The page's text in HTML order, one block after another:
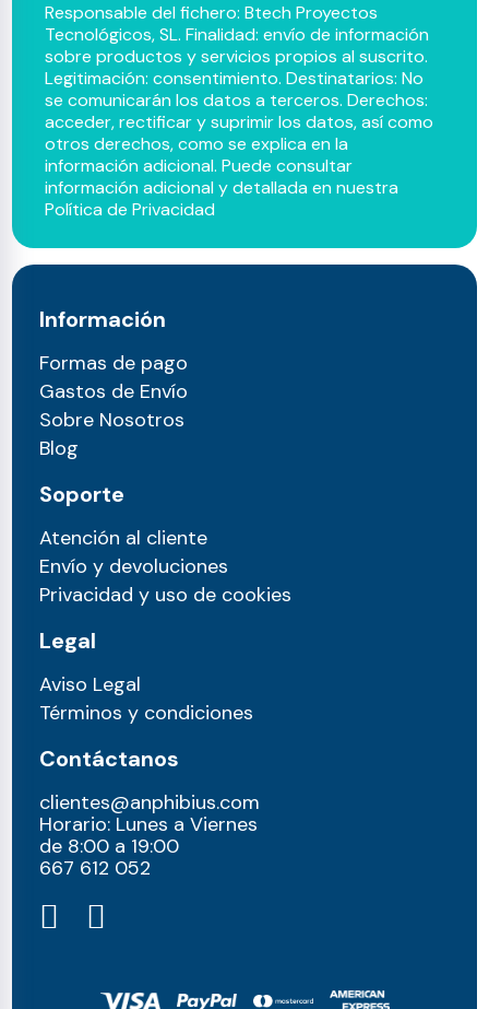
Responsable del fichero: Btech Proyectos
Tecnológicos, SL. Finalidad: envío de información
sobre productos y servicios propios al suscrito.
Legitimación: consentimiento. Destinatarios: No
se comunicarán los datos a terceros. Derechos:
acceder, rectificar y suprimir los datos, así como
otros derechos, como se explica en la
información adicional. Puede consultar
información adicional y detallada en nuestra
Política de Privacidad
Información
Formas de pago
Gastos de Envío
Sobre Nosotros
Blog
Soporte
Atención al cliente
Envío y devoluciones
Privacidad y uso de cookies
Legal
Aviso Legal
Términos y condiciones
Contáctanos
clientes@anphibius.com
Horario: Lunes a Viernes
de 8:00 a 19:00
667 612 052​